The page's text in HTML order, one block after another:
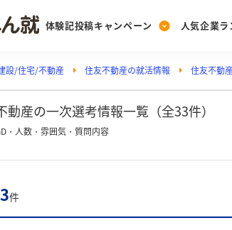
体験記投稿キャンペーン
Post
投稿する
人気企業
Ranking
ランキングを見る
Vote
PickUp
注目の企業特集
設/住宅/不動産 住友不動産の就活情報 住友不動
動産の一次選考情報一覧（全33件）
・人数・雰囲気・質問内容
件